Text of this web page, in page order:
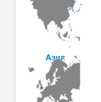
Америка
Азия